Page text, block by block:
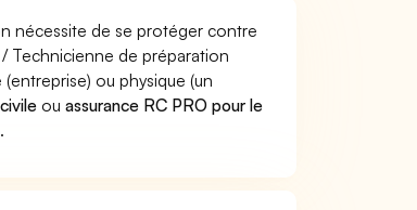
nécessite de se protéger contre
Technicienne de préparation
ou physique (un
ouassurance RC PRO pour le
.